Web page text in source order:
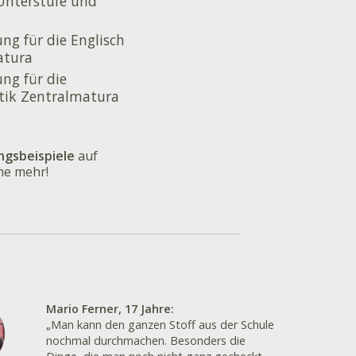
für die Englisch
für die
Zentralmatura
auf
mehr!
Mario Ferner, 17 Jahre:
„Man kann den ganzen Stoff aus der Schule
nochmal durchmachen. Besonders die